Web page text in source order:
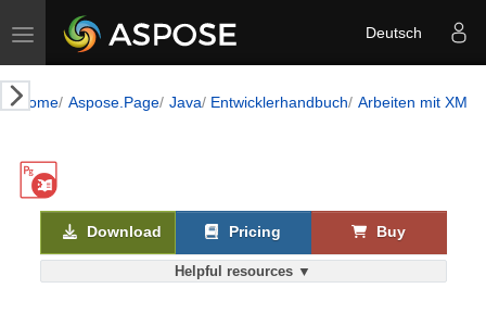
Toggle navigation Deutsch
Home Aspose.Page Java Entwicklerhandbuch Arbeiten mit
Helpful resources ▼
Download Pricing Buy